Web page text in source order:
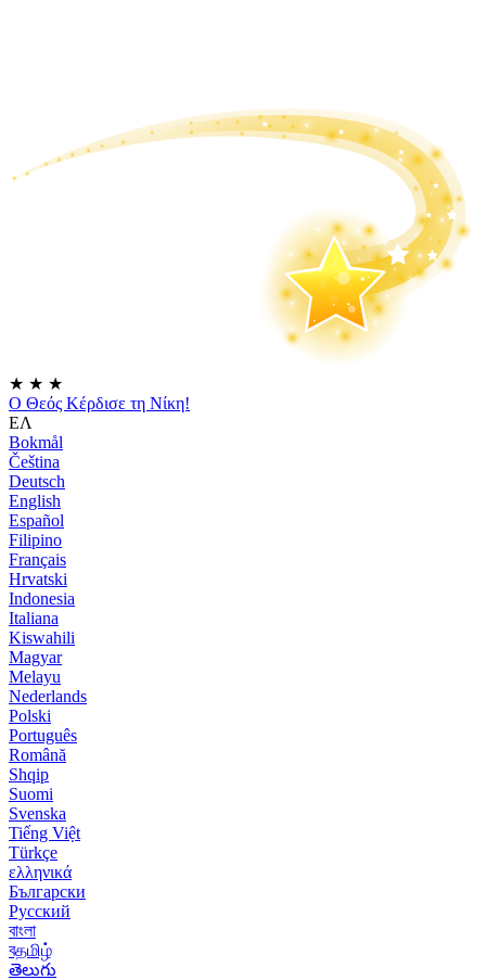
★ ★ ★
Ο Θεός Κέρδισε τη Νίκη!
ΕΛ
Bokmål
Čeština
Deutsch
English
Español
Filipino
Français
Hrvatski
Indonesia
Italiana
Kiswahili
Magyar
Melayu
Nederlands
Polski
Português
Română
Shqip
Suomi
Svenska
Tiếng Việt
Türkçe
ελληνικά
Български
Русский
বাংলা
বதமிழ்
తెలుగు